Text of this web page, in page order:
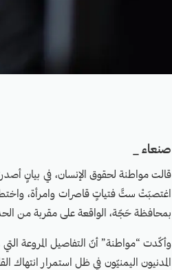
صنعاء _
قالت مواطنة لحقوق الإنسان، في بيانٍ
اغتصبَتْ ستَّ فتياتٍ قاصرات وامرأة،
بمحافظة حَجّة، الواقعة على مقربة من
وأكّدت “مواطنة” أنّ التفاصيل المروعة
المدنيون اليمنيّون في ظل استمرار انتهاك